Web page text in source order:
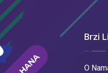
Brzi
O